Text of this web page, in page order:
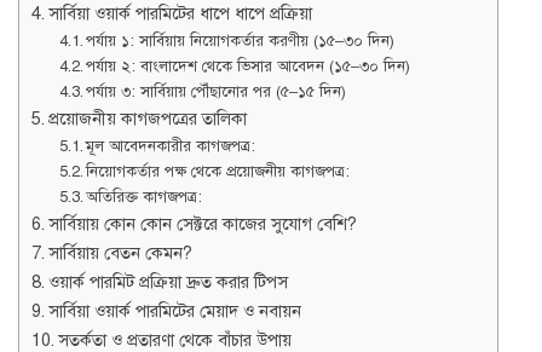
সার্বিয়া ওয়ার্ক পারমিটের ধাপে ধাপে প্রক্রিয়া
পর্যায় ১: সার্বিয়ায় নিয়োগকর্তার করণীয় (১৫–৩০ দিন)
পর্যায় ২: বাংলাদেশ থেকে ভিসার আবেদন (১৫–৩০ দিন)
পর্যায় ৩: সার্বিয়ায় পৌঁছানোর পর (৫–১৫ দিন)
প্রয়োজনীয় কাগজপত্রের তালিকা
মূল আবেদনকারীর কাগজপত্র:
নিয়োগকর্তার পক্ষ থেকে প্রয়োজনীয় কাগজপত্র:
অতিরিক্ত কাগজপত্র:
সার্বিয়ায় কোন কোন সেক্টরে কাজের সুযোগ বেশি?
সার্বিয়ায় বেতন কেমন?
ওয়ার্ক পারমিট প্রক্রিয়া দ্রুত করার টিপস
সার্বিয়া ওয়ার্ক পারমিটের মেয়াদ ও নবায়ন
সতর্কতা ও প্রতারণা থেকে বাঁচার উপায়